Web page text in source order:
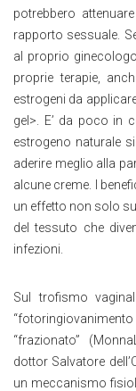
potrebbero
rapporto sessuale.
al proprio
proprie terapie,
estrogeni da
gel>. E’ da poco in
estrogeno naturale
aderire meglio alla
alcune creme. I
un effetto non solo
del tessuto che
infezioni.
Sul trofismo
“frazionato”
dottor Salvatore
un meccanismo